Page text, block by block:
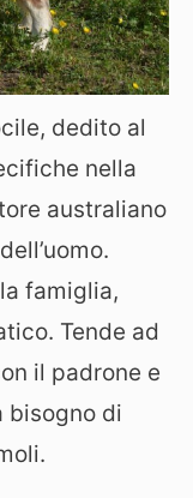
dedito al
nella
australiano
famiglia,
Tende ad
il padrone e
bisogno di